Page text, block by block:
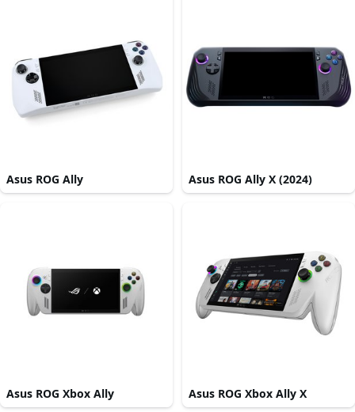
Asus ROG Ally Asus ROG Ally X (2024)
Asus ROG Xbox Ally Asus ROG Xbox Ally X